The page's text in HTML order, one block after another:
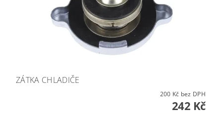
ZÁTKA CHLADIČE
200 Kč bez DPH
242 Kč